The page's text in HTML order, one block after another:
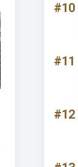
#10
#11
#12